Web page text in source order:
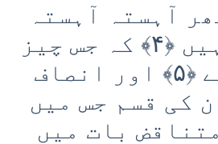
کا) بوجھ اٹھاتی ہیں ﴿۲﴾ پھر آہستہ آہستہ
چلتی ہیں ﴿۳﴾ پھر چیزیں تقسیم کرتی ہیں ﴿۴﴾ کہ جس چیز
کا تم سے وعدہ کیا جاتا ہے وہ سچا ہے ﴿۵﴾ اور انصاف
﴿۶﴾ اور آسمان کی قسم جس میں
متناقض بات میں